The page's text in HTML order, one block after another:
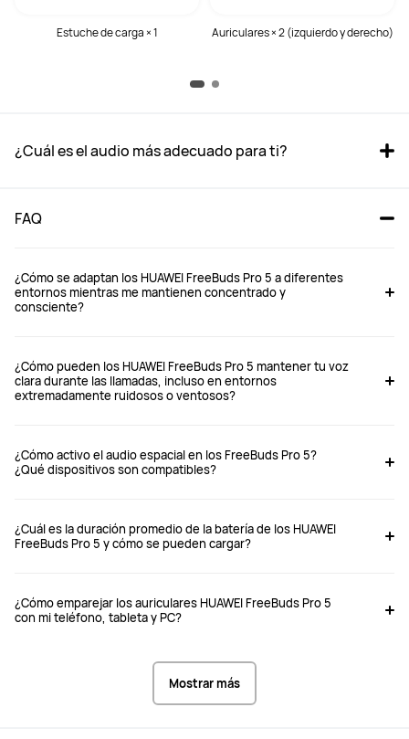
Estuche de carga × 1 Auriculares × 2 (izquierdo y derecho)
¿Cuál es el audio más adecuado para ti?
Desde $ 2,999
$ 3,999
En oído
Desde $ 3,999
En oído
FAQ
¿Cómo se adaptan los HUAWEI FreeBuds Pro 5 a diferentes
entornos mientras me mantienen concentrado y
consciente?
¿Cómo pueden los HUAWEI FreeBuds Pro 5 mantener tu voz
clara durante las llamadas, incluso en entornos
extremadamente ruidosos o ventosos?
¿Cómo activo el audio espacial en los FreeBuds Pro 5?
¿Qué dispositivos son compatibles?
¿Cuál es la duración promedio de la batería de los HUAWEI
FreeBuds Pro 5 y cómo se pueden cargar?
¿Cómo emparejar los auriculares HUAWEI FreeBuds Pro 5
con mi teléfono, tableta y PC?
Mostrar más